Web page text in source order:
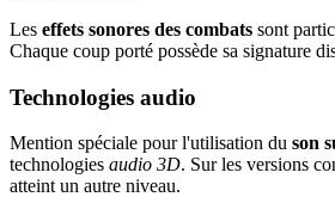
Les effets sonores des combats sont
Chaque coup porté possède sa signature
Technologies audio
Mention spéciale pour l'utilisation du son
technologies audio 3D. Sur les versions
atteint un autre niveau.